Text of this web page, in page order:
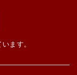
ます。